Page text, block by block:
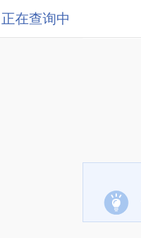
正在查询中